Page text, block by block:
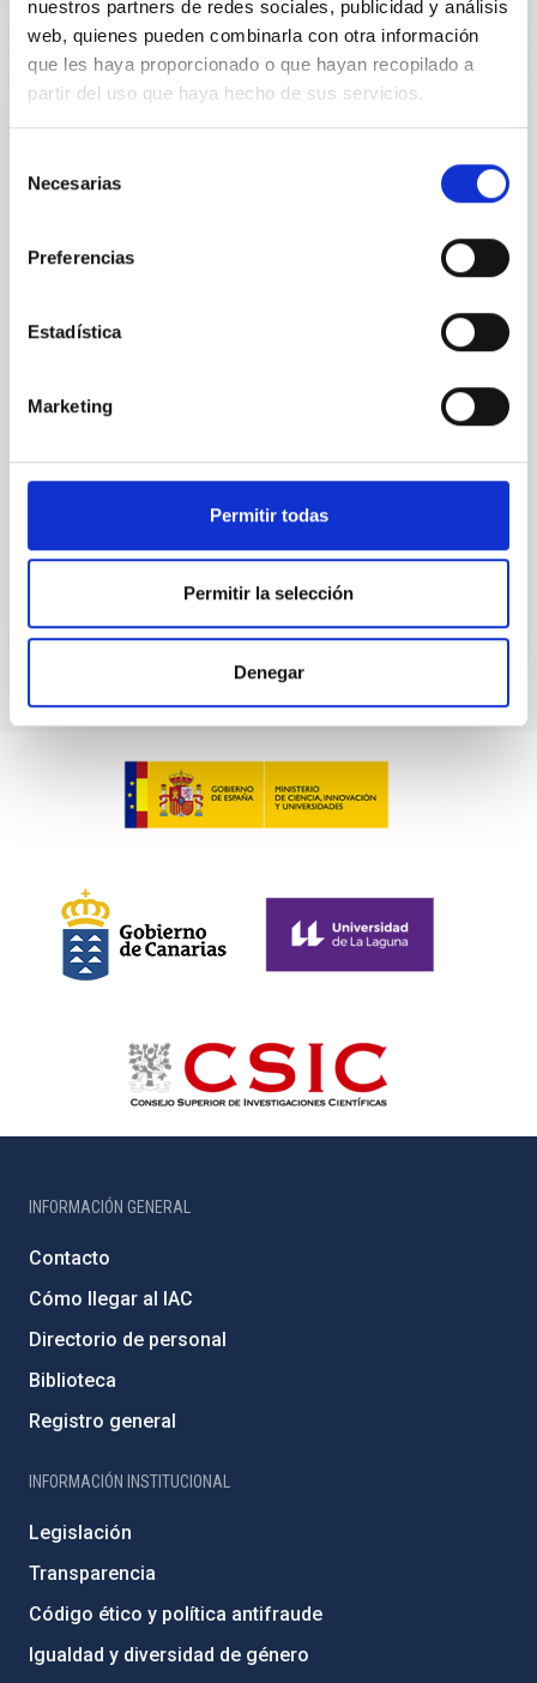
nuestros partners de redes sociales, publicidad y análisis
web, quienes pueden combinarla con otra información
que les haya proporcionado o que hayan recopilado a
partir del uso que haya hecho de sus servicios.
Necesarias
Preferencias
Estadística
Marketing
Permitir todas
Permitir la selección
Denegar
NÚMERO DE CITAS 0
Habitable Worlds
(SMBH) activity on habitability has garnered
attention, the specific effects of active galactic nuclei
on planetary atmospheres remain largely
at the
Fecha de publicación: 6 2026
BIBCODE 2026ASTCS..1100130W
NÚMERO DE CITAS 0
INFORMACIÓN GENERAL
Contacto
Cómo llegar al IAC
Directorio de personal
Biblioteca
Registro general
INFORMACIÓN INSTITUCIONAL
Legislación
Transparencia
Código ético y política antifraude
Igualdad y diversidad de género